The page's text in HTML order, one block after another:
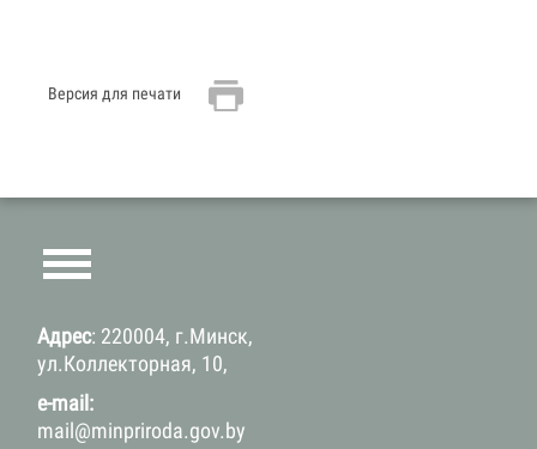
Версия для печати
Адрес: 220004, г.Минск,
ул.Коллекторная, 10,
e-mail:
mail@minpriroda.gov.by